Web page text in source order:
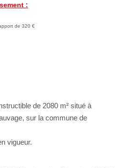
:
de 320 €
de 2080 m² situé à
sur la commune de
vigueur.